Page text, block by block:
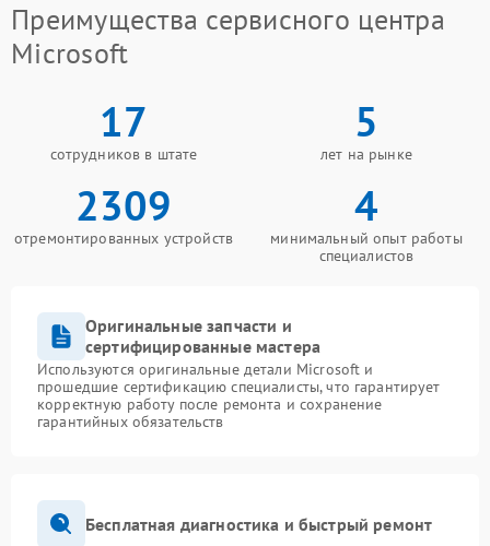
Преимущества сервисного центра
Microsoft
17
сотрудников в штате
5
лет на рынке
2309
отремонтированных устройств
4
минимальный опыт работы
специалистов
Оригинальные запчасти и
сертифицированные мастера
Используются оригинальные детали Microsoft и
прошедшие сертификацию специалисты, что гарантирует
корректную работу после ремонта и сохранение
гарантийных обязательств
Бесплатная диагностика и быстрый ремонт